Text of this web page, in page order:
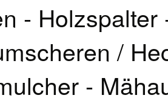
- Holzspalter
/
-